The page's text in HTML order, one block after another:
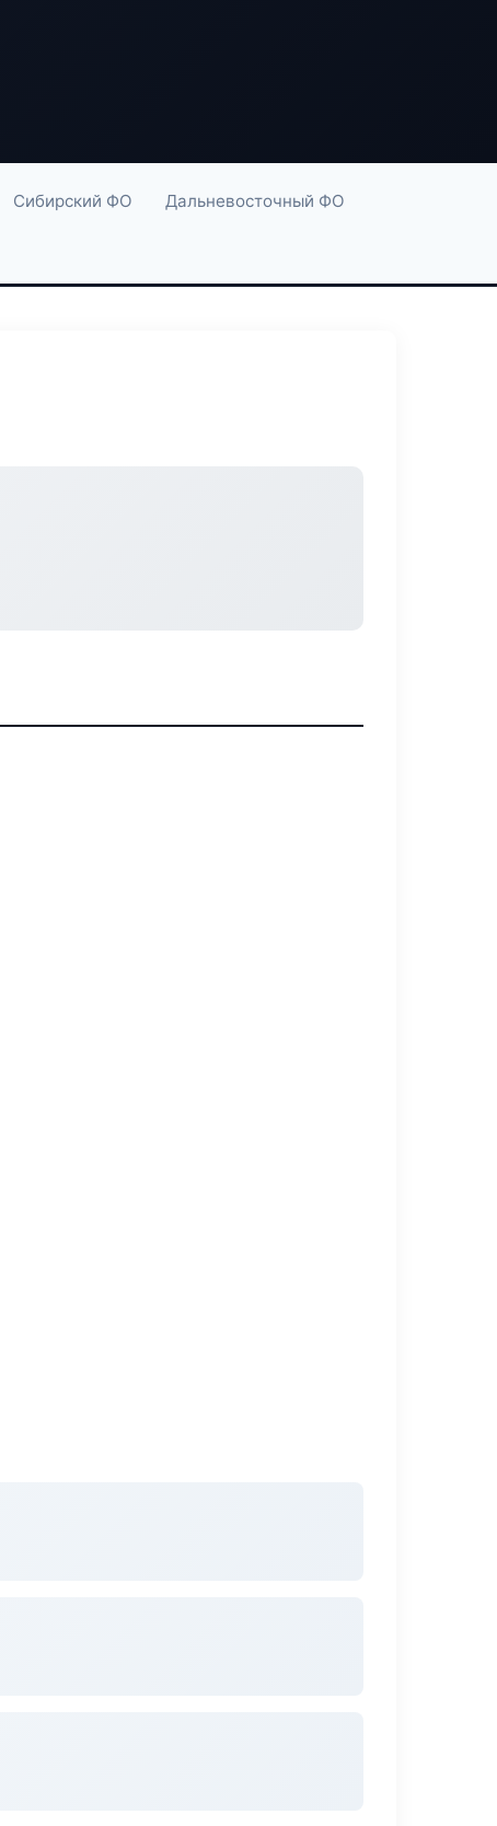
Сибирский ФО Дальневосточный ФО